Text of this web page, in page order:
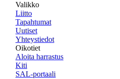
Valikko
Liitto
Tapahtumat
Uutiset
Yhteystiedot
Oikotiet
Aloita harrastus
Kiti
SAL-portaali